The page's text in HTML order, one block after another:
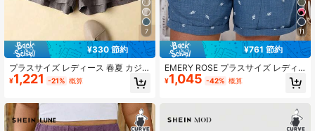
4.86 1M フォロワー
4.86 1M フォロワー
4.86
7
¥330 節約
プラスサイズ レディース 春夏 カジ
ュアル バケーション リネン 立ちポ
ケット ウエストゴム Aラインショー
¥1,221 -21% 概算
11
¥761 節約
EMERY ROSE プラスサイズ レディ
ース リーフ刺繍ポケット カジュアル
多用途 デイリーウェア ショーツ
¥1,045 -42% 概算